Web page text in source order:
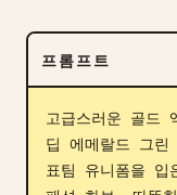
가격
다운로드
블로그
프롬프트
고급스러운 골드
딥 에메랄드 그린
표팀 유니폼을 입